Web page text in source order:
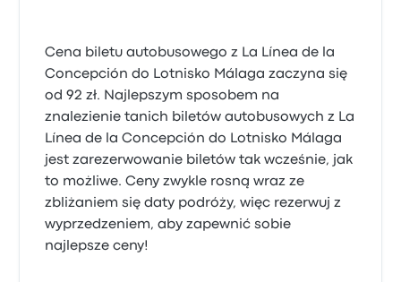
Cena biletu autobusowego z La Línea de la
Concepción do Lotnisko Málaga zaczyna się
od 92 zł. Najlepszym sposobem na
znalezienie tanich biletów autobusowych z La
Línea de la Concepción do Lotnisko Málaga
jest zarezerwowanie biletów tak wcześnie, jak
to możliwe. Ceny zwykle rosną wraz ze
zbliżaniem się daty podróży, więc rezerwuj z
wyprzedzeniem, aby zapewnić sobie
najlepsze ceny!